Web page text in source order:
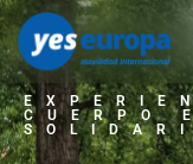
CUERPO